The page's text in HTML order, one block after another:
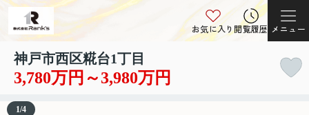
お気に入り閲覧履歴 メニュー
神戸市西区糀台1丁目
3,780万円～3,980万円
1/4